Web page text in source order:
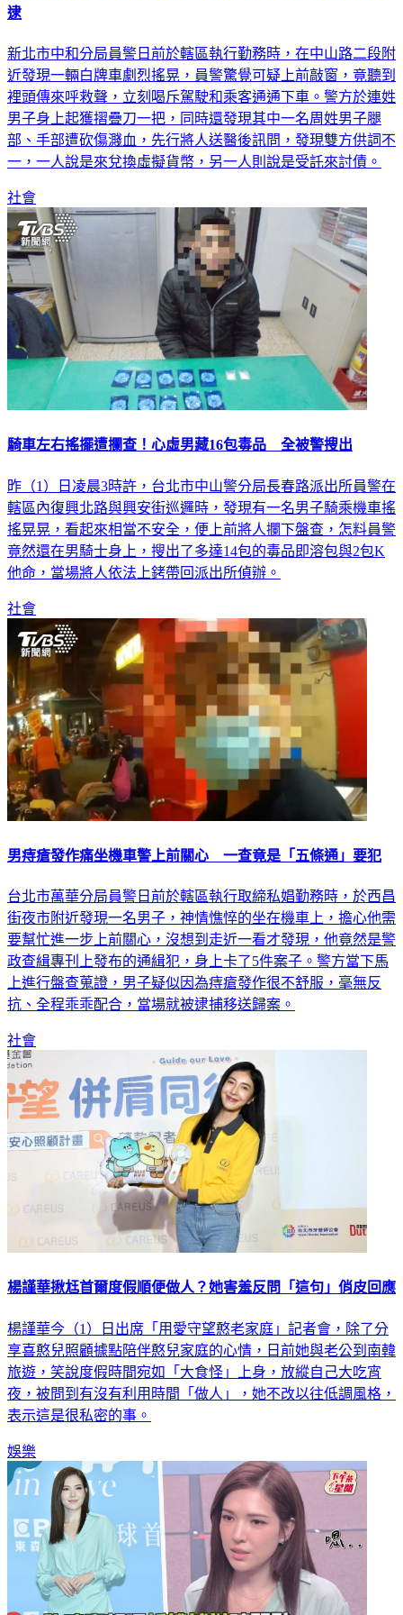
逮
新北市中和分局員警日前於轄區執行勤務時，在中山路二段附
近發現一輛白牌車劇烈搖晃，員警驚覺可疑上前敲窗，竟聽到
裡頭傳來呼救聲，立刻喝斥駕駛和乘客通通下車。警方於連姓
男子身上起獲摺疊刀一把，同時還發現其中一名周姓男子腿
部、手部遭砍傷濺血，先行將人送醫後訊問，發現雙方供詞不
一，一人說是來兌換虛擬貨幣，另一人則說是受託來討債。
社會
騎車左右搖擺遭攔查！心虛男藏16包毒品 全被警搜出
昨（1）日凌晨3時許，台北市中山警分局長春路派出所員警在
轄區內復興北路與興安街巡邏時，發現有一名男子騎乘機車搖
搖晃晃，看起來相當不安全，便上前將人攔下盤查，怎料員警
竟然還在男騎士身上，搜出了多達14包的毒品即溶包與2包K
他命，當場將人依法上銬帶回派出所偵辦。
社會
男痔瘡發作痛坐機車警上前關心 一查竟是「五條通」要犯
台北市萬華分局員警日前於轄區執行取締私娼勤務時，於西昌
街夜市附近發現一名男子，神情憔悴的坐在機車上，擔心他需
要幫忙進一步上前關心，沒想到走近一看才發現，他竟然是警
政查緝專刊上發布的通緝犯，身上卡了5件案子。警方當下馬
上進行盤查蒐證，男子疑似因為痔瘡發作很不舒服，毫無反
抗、全程乖乖配合，當場就被逮捕移送歸案。
社會
楊謹華揪尪首爾度假順便做人？她害羞反問「這句」俏皮回應
楊謹華今（1）日出席「用愛守望憨老家庭」記者會，除了分
享喜憨兒照顧據點陪伴憨兒家庭的心情，日前她與老公到南韓
旅遊，笑說度假時間宛如「大食怪」上身，放縱自己大吃宵
夜，被問到有沒有利用時間「做人」，她不改以往低調風格，
表示這是很私密的事。
娛樂